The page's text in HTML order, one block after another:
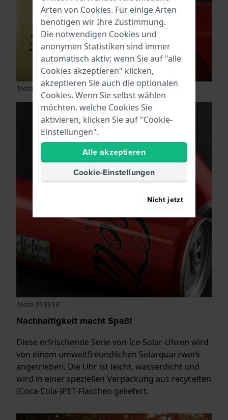
Team 019619
Team 019618
Nachhaltigkeit macht Spaß!
Diese erfrischende Serie von Ice-Solar-Uhren wird
von einem umweltfreundlichen Solarquarzwerk
angetrieben. Die Uhr ist leicht, wasserdicht und
wird in einer speziellen Verpackung aus recycelten
(Coca-Cola-)PET-Flaschen geliefert.
Arten von Cookies. Für einige Arten
benötigen wir Ihre Zustimmung.
Die notwendigen Cookies und
anonymen Statistiken sind immer
automatisch aktiv; wenn Sie auf "alle
Cookies akzeptieren" klicken,
akzeptieren Sie auch die optionalen
Cookies. Wenn Sie selbst wählen
möchten, welche Cookies Sie
aktivieren, klicken Sie auf "Cookie-
Einstellungen".
Alle akzeptieren
Cookie-Einstellungen
Nicht jetzt